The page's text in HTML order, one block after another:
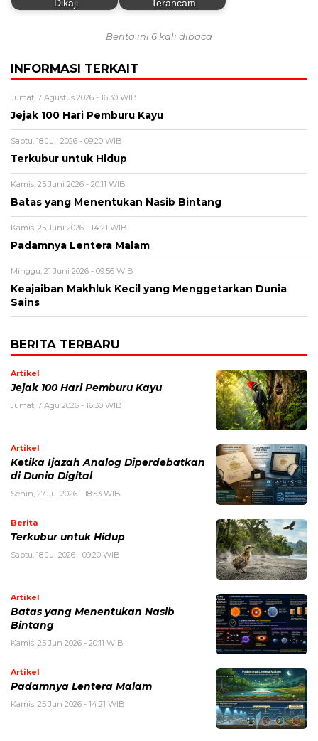
Dikaji Terancam
Berita ini 6 kali dibaca
INFORMASI TERKAIT
Jumat, 7 Agustus 2026 - 16:30 WIB
Jejak 100 Hari Pemburu Kayu
Sabtu, 18 Juli 2026 - 09:20 WIB
Terkubur untuk Hidup
Kamis, 25 Juni 2026 - 20:11 WIB
Batas yang Menentukan Nasib Bintang
Kamis, 25 Juni 2026 - 14:21 WIB
Padamnya Lentera Malam
Minggu, 21 Juni 2026 - 09:56 WIB
Keajaiban Makhluk Kecil yang Menggetarkan Dunia
Sains
BERITA TERBARU
Artikel
Jejak 100 Hari Pemburu Kayu
Jumat, 7 Agu 2026 - 16:30 WIB
Artikel
Ketika Ijazah Analog Diperdebatkan
di Dunia Digital
Senin, 27 Jul 2026 - 18:53 WIB
Berita
Terkubur untuk Hidup
Sabtu, 18 Jul 2026 - 09:20 WIB
Artikel
Batas yang Menentukan Nasib
Bintang
Kamis, 25 Jun 2026 - 20:11 WIB
Artikel
Padamnya Lentera Malam
Kamis, 25 Jun 2026 - 14:21 WIB